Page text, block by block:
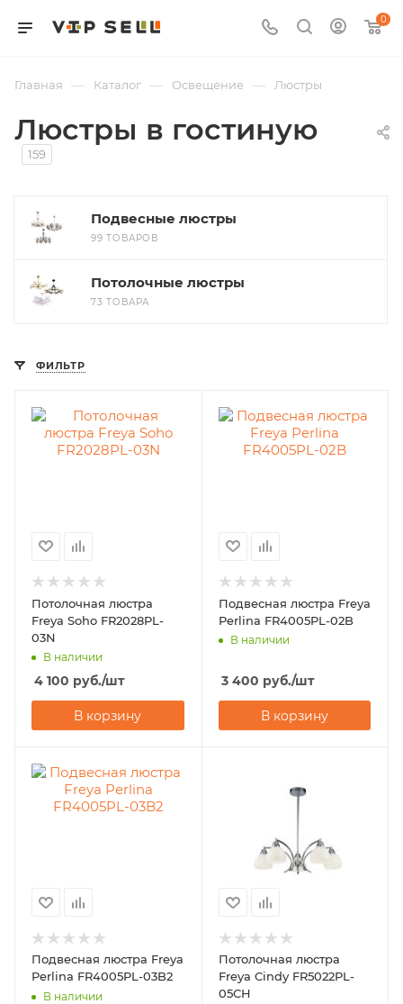
0
Главная — Каталог — Освещение — Люстры
Люстры в гостиную
159
Подвесные люстры
99 ТОВАРОВ
Потолочные люстры
73 ТОВАРА
ФИЛЬТР
Потолочная люстра
Freya Soho FR2028PL-
03N
В наличии
4 100 руб./шт
В корзину
Подвесная люстра Freya
Perlina FR4005PL-02B
В наличии
3 400 руб./шт
В корзину
Подвесная люстра Freya
Perlina FR4005PL-03B2
В наличии
Потолочная люстра
Freya Cindy FR5022PL-
05CH